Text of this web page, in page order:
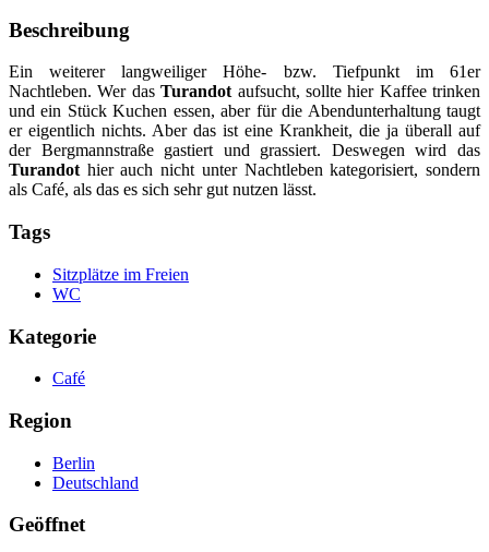
Beschreibung
Ein weiterer langweiliger Höhe- bzw. Tiefpunkt im 61er
Nachtleben. Wer dasTurandotaufsucht, sollte hier Kaffee trinken
und ein Stück Kuchen essen, aber für die Abendunterhaltung taugt
er eigentlich nichts. Aber das ist eine Krankheit, die ja überall auf
der Bergmannstraße gastiert und grassiert. Deswegen wird das
Turandot hier auch nicht unter Nachtleben kategorisiert, sondern
als Café, als das es sich sehr gut nutzen lässt.
Tags
Sitzplätze im Freien
WC
Kategorie
Café
Region
Berlin
Deutschland
Geöffnet